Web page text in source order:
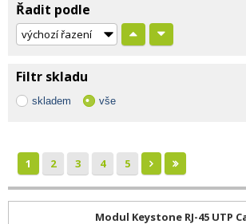
Řadit podle
Filtr skladu
skladem vše
1 2 3 4 5
Modul Keystone RJ-45 UTP